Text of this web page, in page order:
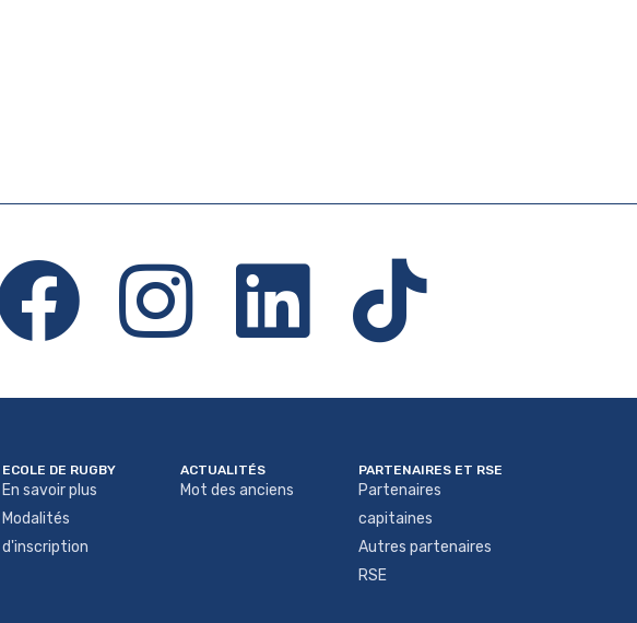
ECOLE DE RUGBY
En savoir plus
Modalités
d'inscription
ACTUALITÉS
Mot des anciens
PARTENAIRES ET RSE
Partenaires
capitaines
Autres partenaires
RSE